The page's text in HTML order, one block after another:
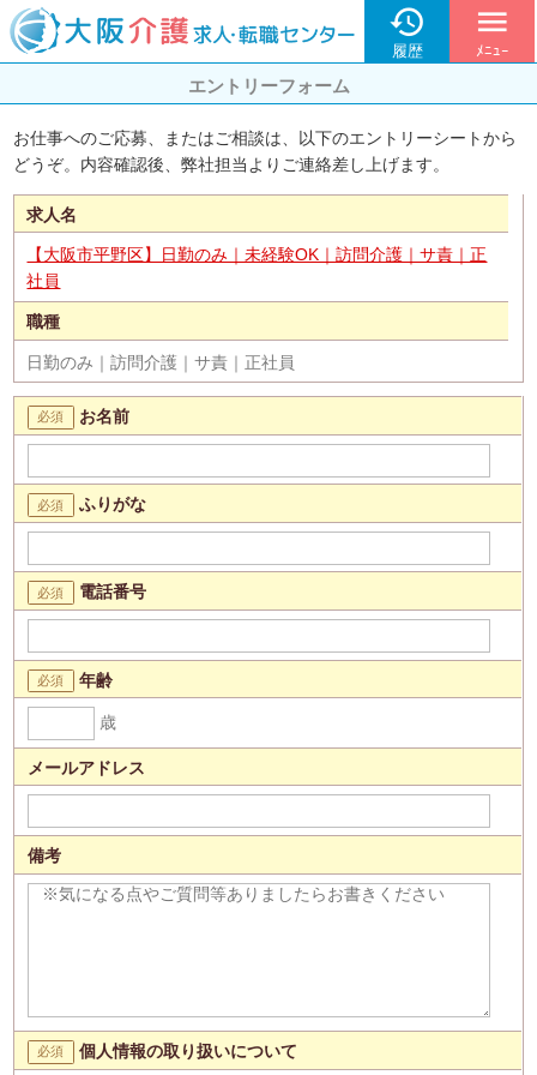

履歴
menu
ﾒﾆｭｰ
エントリーフォーム
お仕事へのご応募、またはご相談は、以下のエントリーシートから
どうぞ。内容確認後、弊社担当よりご連絡差し上げます。
求人名
【大阪市平野区】日勤のみ｜未経験OK｜訪問介護｜サ責｜正
社員
職種
日勤のみ｜訪問介護｜サ責｜正社員
お名前
ふりがな
電話番号
年齢
歳
メールアドレス
備考
個人情報の取り扱いについて